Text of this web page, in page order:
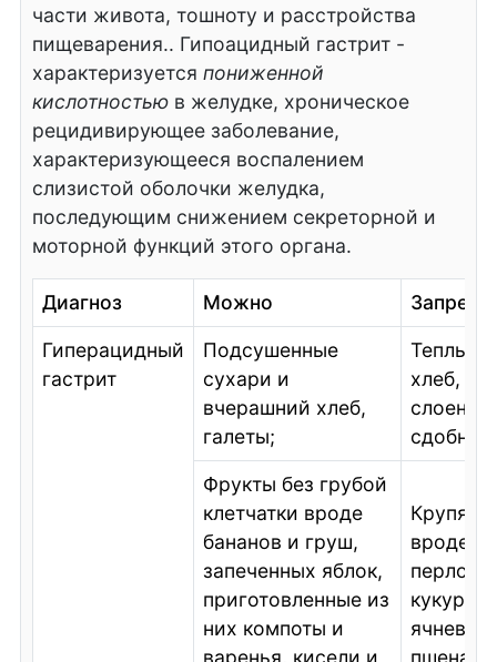
части живота, тошноту и расстройства
пищеварения.. Гипоацидный гастрит -
характеризуется пониженной
кислотностьюв желудке, хроническое
рецидивирующее заболевание,
характеризующееся воспалением
слизистой оболочки желудка,
последующим снижением секреторной и
моторной функций этого органа.
Диагноз Можно
Гиперацидный
гастрит
Подсушенные
сухари и
вчерашний хлеб,
галеты;
Теплый,
хлеб,
Фрукты без грубой
клетчатки вроде
бананов и груш,
запеченных яблок,
приготовленные из
них компоты и
вроде
ячневой